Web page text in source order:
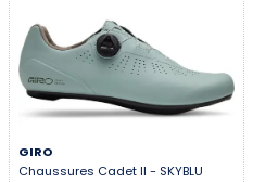
GIRO
Chaussures Cadet II - SKYBLU